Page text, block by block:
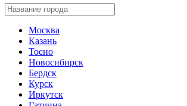
Москва
Казань
Тосно
Новосибирск
Бердск
Курск
Иркутск